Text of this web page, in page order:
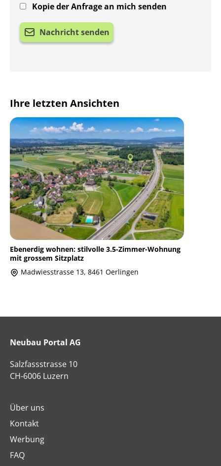
Kopie der Anfrage an mich senden
Nachricht senden
Ihre letzten Ansichten
Ebenerdig wohnen: stilvolle 3.5-Zimmer-Wohnung
mit grossem Sitzplatz
Madwiesstrasse 13, 8461 Oerlingen
Neubau Portal AG
Salzfassstrasse 10
CH-6006 Luzern
Über uns
Kontakt
Werbung
FAQ